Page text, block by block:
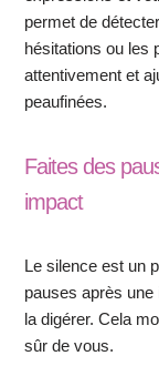
permet de
hésitations ou les
attentivement et
peaufinées.
Faites des
impact
Le silence est un
pauses après
la digérer. Cela
sûr de vous.